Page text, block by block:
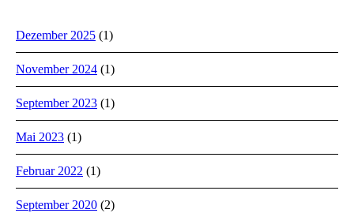
Dezember 2025 (1)
November 2024 (1)
September 2023 (1)
Mai 2023 (1)
Februar 2022 (1)
September 2020 (2)